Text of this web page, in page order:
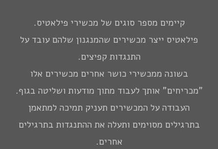
קיימים מספר סוגים של מכשירי פילאטיס.
פילאטיס ייצר מכשירים שהמנגנון שלהם עובד על
התנגדות קפיצים.
בשונה ממכשירי כושר אחרים מכשירים אלו
"מכריחים" אותך לעבוד מתוך מודעות ושליטה בגוף.
העבודה על המכשירים תעניק תמיכה למתאמן
בתרגילים מסוימים ותעלה את ההתנגדות בתרגילים
אחרים.